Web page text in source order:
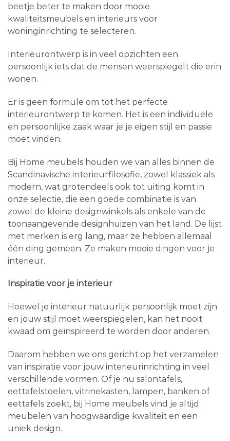
beetje beter te maken door mooie
kwaliteitsmeubels en interieurs voor
woninginrichting te selecteren.
Interieurontwerp is in veel opzichten een
persoonlijk iets dat de mensen weerspiegelt die erin
wonen.
Er is geen formule om tot het perfecte
interieurontwerp te komen. Het is een individuele
en persoonlijke zaak waar je je eigen stijl en passie
moet vinden.
Bij Home meubels houden we van alles binnen de
Scandinavische interieurfilosofie, zowel klassiek als
modern, wat grotendeels ook tot uiting komt in
onze selectie, die een goede combinatie is van
zowel de kleine designwinkels als enkele van de
toonaangevende designhuizen van het land. De lijst
met merken is erg lang, maar ze hebben allemaal
één ding gemeen. Ze maken mooie dingen voor je
interieur.
Inspiratie voor je interieur
Hoewel je interieur natuurlijk persoonlijk moet zijn
en jouw stijl moet weerspiegelen, kan het nooit
kwaad om geïnspireerd te worden door anderen.
Daarom hebben we ons gericht op het verzamelen
van inspiratie voor jouw interieurinrichting in veel
verschillende vormen. Of je nu salontafels,
eettafelstoelen, vitrinekasten, lampen, banken of
eettafels zoekt, bij Home meubels vind je altijd
meubelen van hoogwaardige kwaliteit en een
uniek design.